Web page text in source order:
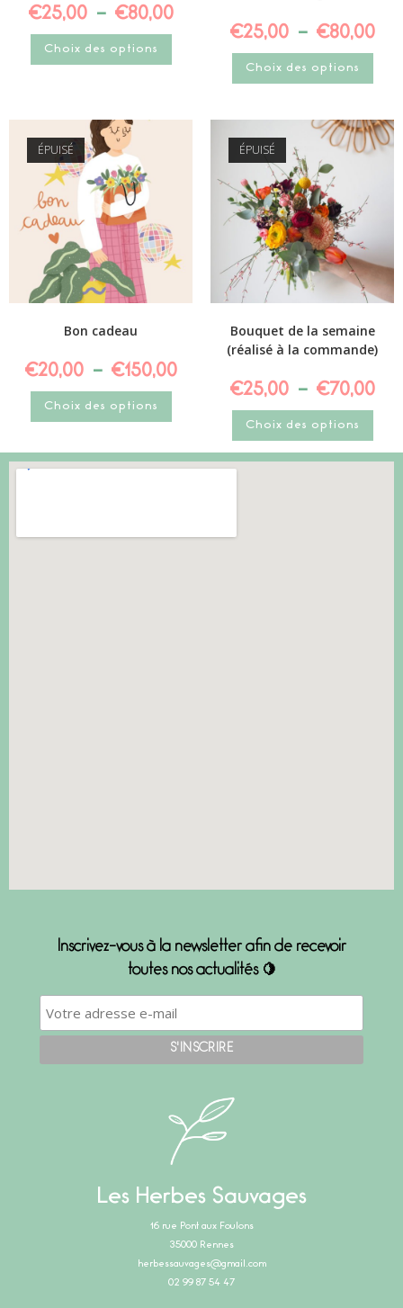
€25,00 – €80,00
Choix des options
€25,00 – €80,00
Choix des options
ÉPUISÉ
Bon cadeau
€20,00 – €150,00
Choix des options
ÉPUISÉ
Bouquet de la semaine
(réalisé à la commande)
€25,00 – €70,00
Choix des options
Inscrivez-vous à la newsletter afin de recevoir
toutes nos actualités 🍋
Les Herbes Sauvages
16 rue Pont aux Foulons
35000 Rennes
herbessauvages@gmail.com
02 99 87 54 47